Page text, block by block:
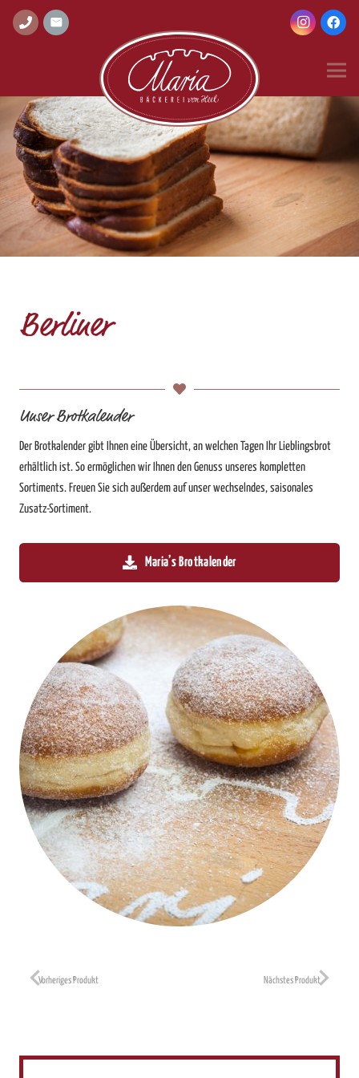
Berliner
Unser Brotkalender
Der Brotkalender gibt Ihnen eine Übersicht, an welchen Tagen Ihr Lieblingsbrot
erhältlich ist. So ermöglichen wir Ihnen den Genuss unseres kompletten
Sortiments. Freuen Sie sich außerdem auf unser wechselndes, saisonales
Zusatz-Sortiment.
Maria’s Brotkalender
Vorheriges Produkt Nächstes Produkt